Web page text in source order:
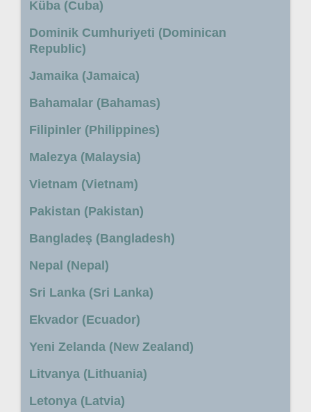
Küba (Cuba)
Dominik Cumhuriyeti (Dominican
Republic)
Jamaika (Jamaica)
Bahamalar (Bahamas)
Filipinler (Philippines)
Malezya (Malaysia)
Vietnam (Vietnam)
Pakistan (Pakistan)
Bangladeş (Bangladesh)
Nepal (Nepal)
Sri Lanka (Sri Lanka)
Ekvador (Ecuador)
Yeni Zelanda (New Zealand)
Litvanya (Lithuania)
Letonya (Latvia)